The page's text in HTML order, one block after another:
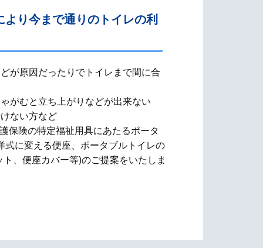
り今まで通りのトイレの利
が原因だったりでトイレまで間に合
がむと立ち上がりなどが出来ない
ない方など
保険の特定福祉用具にあたるポータ
に変える便座、​ポータブルトイレの
、便座カバー等)のご提案をいたしま